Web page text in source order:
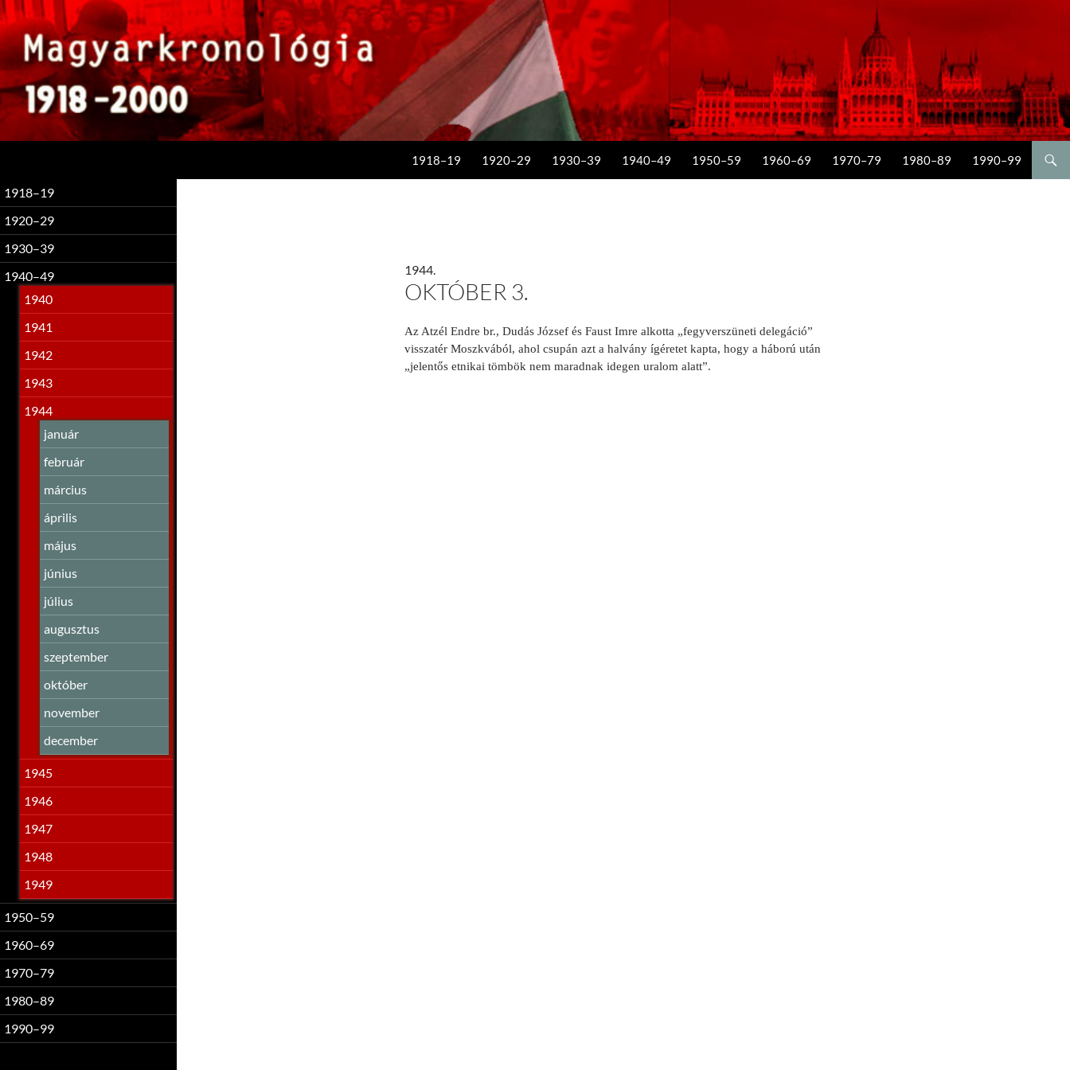
1918–19 1920–29 1930–39 1940–49 1950–59 1960–69 1970–79 1980–89 1990–99
1944.
OKTÓBER 3.
Az Atzél Endre br., Dudás József és Faust Imre alkotta „fegyverszüneti delegáció”
visszatér Moszkvából, ahol csupán azt a halvány ígéretet kapta, hogy a háború után
„jelentős etnikai tömbök nem maradnak idegen uralom alatt”.
1918–19
1920–29
1930–39
1940–49
1940
1941
1942
1943
1944
január
február
március
április
május
június
július
augusztus
szeptember
október
november
december
1945
1946
1947
1948
1949
1950–59
1960–69
1970–79
1980–89
1990–99